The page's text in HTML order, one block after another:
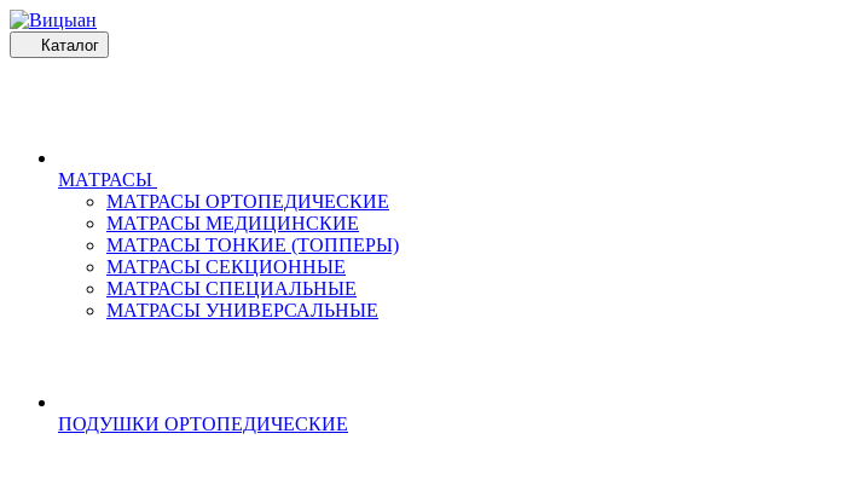
Каталог
МАТРАСЫ
МАТРАСЫ ОРТОПЕДИЧЕСКИЕ
МАТРАСЫ МЕДИЦИНСКИЕ
МАТРАСЫ ТОНКИЕ (ТОППЕРЫ)
МАТРАСЫ СЕКЦИОННЫЕ
МАТРАСЫ СПЕЦИАЛЬНЫЕ
МАТРАСЫ УНИВЕРСАЛЬНЫЕ
ПОДУШКИ ОРТОПЕДИЧЕСКИЕ